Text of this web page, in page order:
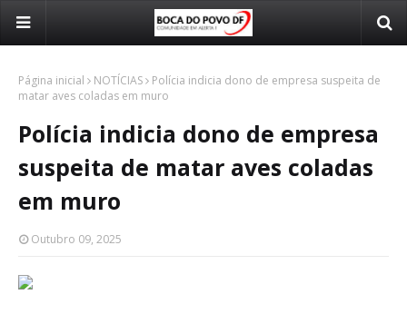
Página inicial NOTÍCIAS
Polícia indicia dono de empresa suspeita de
matar aves coladas em muro
Polícia indicia dono de empresa
suspeita de matar aves coladas
em muro
Outubro 09, 2025